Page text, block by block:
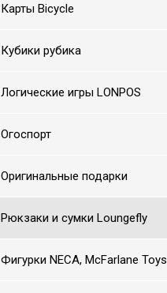
Карты Bicycle
Кубики рубика
Логические игры LONPOS
Огоспорт
Оригинальные подарки
Рюкзаки и сумки Loungefly
Фигурки NECA, McFarlane Toys